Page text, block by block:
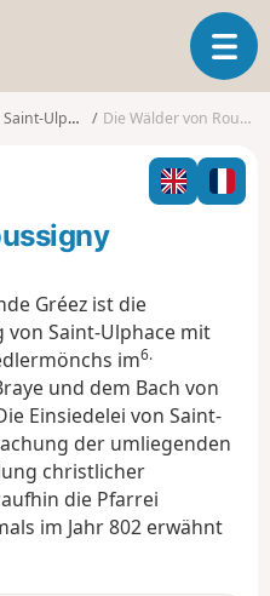
T
o
l
n
n
Saint-Ulphace Die Wälder von Roussigny
Gréez ist die
Saint-Ulphace mit
im6.
und dem Bach von
Einsiedelei von Saint-
der umliegenden
christlicher
die Pfarrei
im Jahr 802 erwähnt